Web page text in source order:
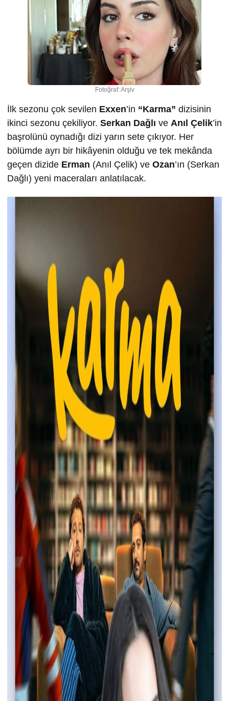
Fotoğraf: Arşiv
İlk sezonu çok sevilen Exxen’in “Karma” dizisinin
ikinci sezonu çekiliyor. Serkan Dağlı ve Anıl Çelik’in
başrolünü oynadığı dizi yarın sete çıkıyor. Her
bölümde ayrı bir hikâyenin olduğu ve tek mekânda
geçen dizide Erman (Anıl Çelik) ve Ozan’ın (Serkan
Dağlı) yeni maceraları anlatılacak.